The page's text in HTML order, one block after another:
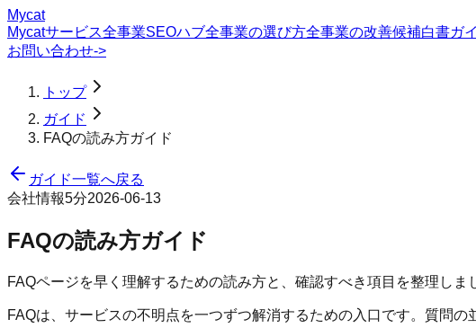
Mycat
Mycatサービス全事業SEOハブ全事業の選び方全事業の改善候補白書ガ
お問い合わせ->
トップ
ガイド
FAQの読み方ガイド
ガイド一覧へ戻る
会社情報5分2026-06-13
FAQの読み方ガイド
FAQページを早く理解するための読み方と、確認すべき項目を整理しま
FAQは、サービスの不明点を一つずつ解消するための入口です。質問